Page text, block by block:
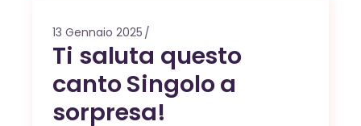
13 Gennaio 2025
Ti saluta questo
canto Singolo a
sorpresa!